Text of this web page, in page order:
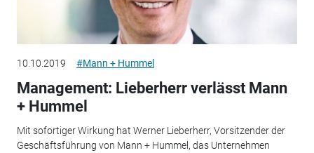
10.10.2019 #Mann + Hummel
Management: Lieberherr verlässt Mann
+ Hummel
Mit sofortiger Wirkung hat Werner Lieberherr, Vorsitzender der
Geschäftsführung von Mann + Hummel, das Unternehmen